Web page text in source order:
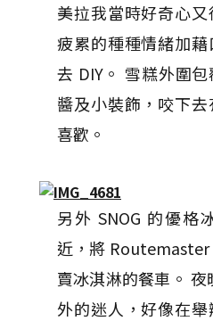
美拉我當時好奇心
疲累的種種情緒加
去 DIY。 雪糕外圍
醬及小裝飾，咬下
喜歡。
另外 SNOG 的優格
近，將
賣冰淇淋的餐車。
外的迷人，好像在